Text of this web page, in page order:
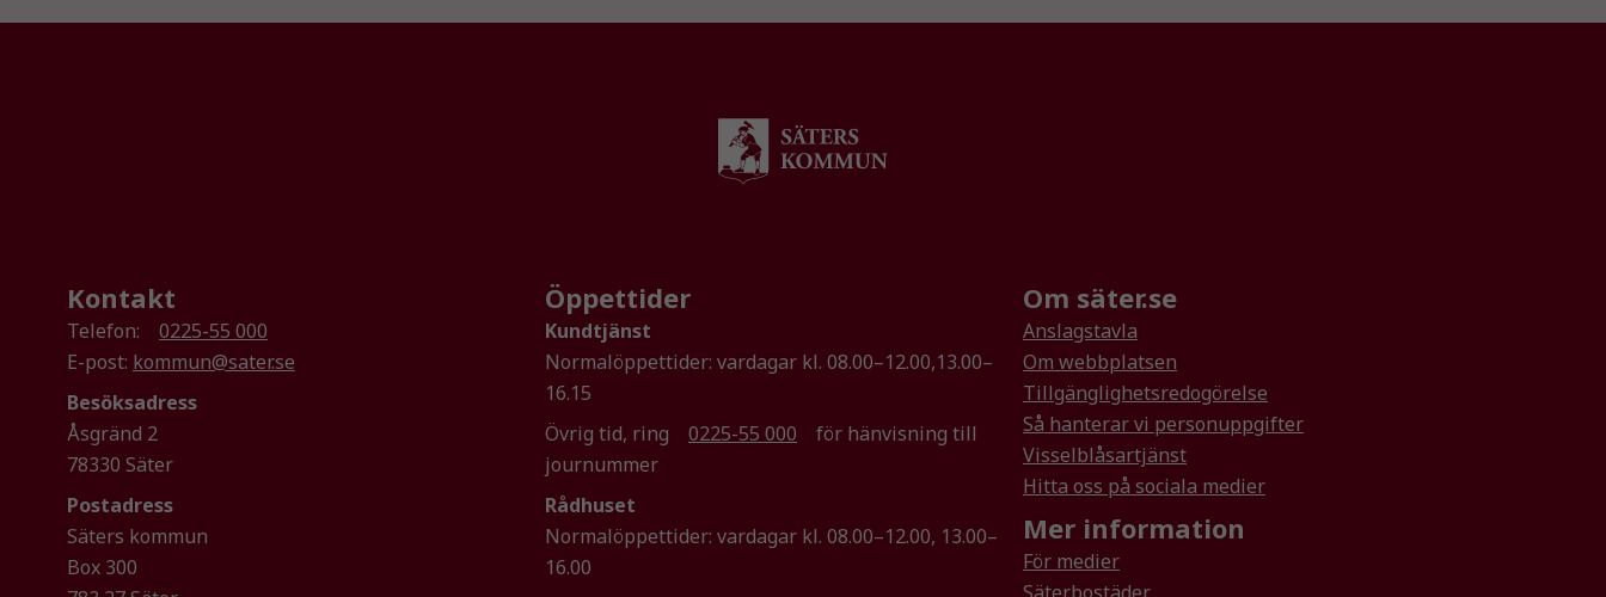
Kontakt
Telefon:
0225-55 000
E-post: kommun@sater.se
Besöksadress
Åsgränd 2
78330 Säter
Postadress
Säters kommun
Box 300
Öppettider
Kundtjänst
Normalöppettider: vardagar kl. 08.00–12.00,13.00–
16.15
Övrig tid, ring
0225-55 000
för hänvisning till
journummer
Rådhuset
Normalöppettider: vardagar kl. 08.00–12.00, 13.00–
16.00
Om säter.se
Anslagstavla
Om webbplatsen
Tillgänglighetsredogörelse
Så hanterar vi personuppgifter
Visselblåsartjänst
Hitta oss på sociala medier
Mer information
För medier
att hemsidan
fungera.
För att vi ska